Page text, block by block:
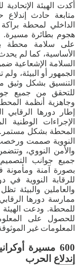
أكدت الهيئة
متابعة حادث
الداخلي لمحطة
هجوم بطائرة مسيرة.
على سلامة محطة
الأساسية، كما لم
السلامة الإشعاعية
الجمهور أو البيئة،
التنسيق بشكل وثيق
للتحقق من جميع
وجاهزية أنظمة
إطار دورها الرقابي
الإجراءات الوطنية
المحطة بشكل مستمر.
النووية صممت ورخصت
والأمن النووي،
جميع جوانب التصميم
بصورة آمنة ومأمونة
للرقابة النووية في
والعاملين والبيئة
ممارسة دورها
للمحطة. ودعت الهيئة
للحصول على
المعلومات غير
600 مسيرة
إندلاع الحرب